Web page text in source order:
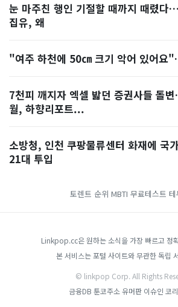
눈 마주친 행인 기절할 때까지 때렸다
집유, 왜
"여주 하천에 50㎝ 크기 악어 있어요
7천피 깨지자 엑셀 밟던 증권사들 돌
월, 하향리포트...
소방청, 인천 쿠팡물류센터 화재에 국
21대 투입
토렌트 순위 MBTI 무료테스트 테
Linkpop.cc은 원하는 소식을 가장 빠르고 정
본 서비스는 포털 사이트와 무관한 독립
© linkpop Corp. All Rights
금융DB 툰코주소 유머판 이슈인 코